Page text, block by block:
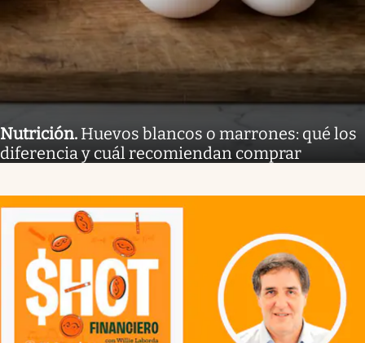
Nutrición. Huevos blancos o marrones: qué los
diferencia y cuál recomiendan comprar